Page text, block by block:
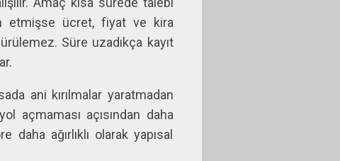
etmişse ücret, fiyat ve kira
Süre uzadıkça kayıt
ani kırılmalar yaratmadan
açmaması açısından daha
ağırlıklı olarak yapısal